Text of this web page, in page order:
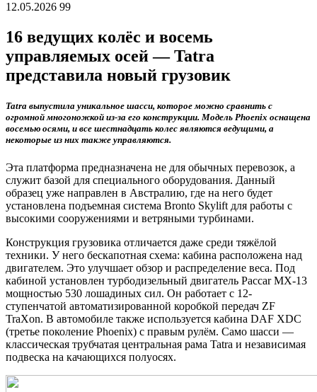
12.05.2026 99
16 ведущих колёс и восемь
управляемых осей — Tatra
представила новый грузовик
Tatra выпустила уникальное шасси, которое можно сравнить с
огромной многоножкой из-за его конструкции. Модель Phoenix оснащена
восемью осями, и все шестнадцать колес являются ведущими, а
некоторые из них также управляются.
Эта платформа предназначена не для обычных перевозок, а
служит базой для специального оборудования. Данный
образец уже направлен в Австралию, где на него будет
установлена подъемная система Bronto Skylift для работы с
высокими сооружениями и ветряными турбинами.
Конструкция грузовика отличается даже среди тяжёлой
техники. У него бескапотная схема: кабина расположена над
двигателем. Это улучшает обзор и распределение веса. Под
кабиной установлен турбодизельный двигатель Paccar MX-13
мощностью 530 лошадиных сил. Он работает с 12-
ступенчатой автоматизированной коробкой передач ZF
TraXon. В автомобиле также используется кабина DAF XDC
(третье поколение Phoenix) с правым рулём. Само шасси —
классическая трубчатая центральная рама Tatra и независимая
подвеска на качающихся полуосях.